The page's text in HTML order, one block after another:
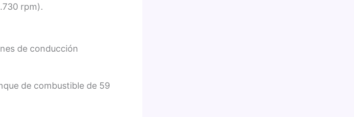
rpm).
de conducción
de combustible de 59